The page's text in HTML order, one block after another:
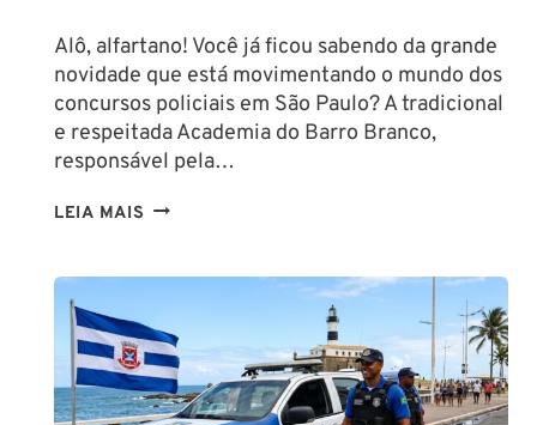
Alô, alfartano! Você já ficou sabendo da grande
novidade que está movimentando o mundo dos
concursos policiais em São Paulo? A tradicional
e respeitada Academia do Barro Branco,
responsável pela…
LEIA MAIS NA
SAI
DA
ESCOLA
FORMADO